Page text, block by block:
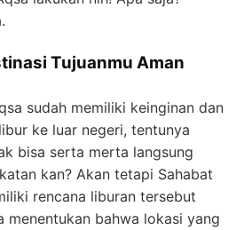
Tujuanmu Aman
sudah memiliki keinginan dan
ke luar negeri, tentunya
bisa serta merta langsung
kan? Akan tetapi Sahabat
rencana liburan tersebut
menentukan bahwa lokasi yang